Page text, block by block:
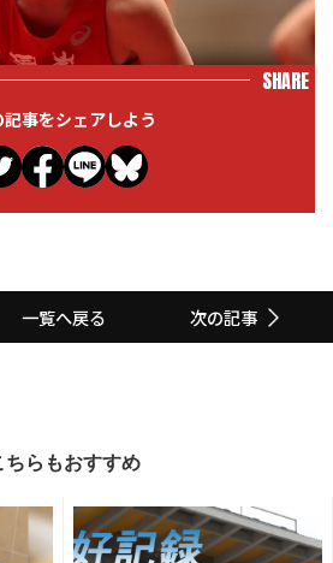
SHARE
記事をシェアしよう
一覧へ戻る 次の記事
ちらもおすすめ